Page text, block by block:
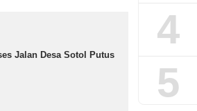
Jalan Desa Sotol Putus
4
5